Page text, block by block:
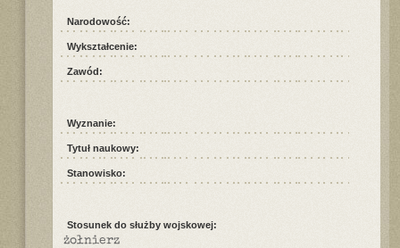
Narodowość:
Wykształcenie:
Zawód:
Wyznanie:
Tytuł naukowy:
Stanowisko:
Stosunek do służby wojskowej:
żołnierz